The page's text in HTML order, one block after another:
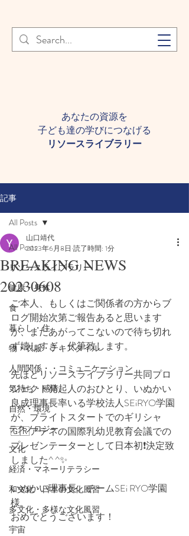
登録者様へ 個人情報の取り扱
いについて Learn More
あなたの資源を
子ども達の学びにつなげる​
​リソースライブラリー
記事
All Posts
リソースライブラリー
健康・身体
食
暮らし・住
物・衣服・テキスタイル
人間関係・・コミュニケーション
気持ち・感情
自然・環境
テクノロジー
文化
経済・マネーリテラシー
和文化・日本の文化風習
多文化・多様な文化風習
宇宙
All Posts
BREAKING NEWS
20230608
山口靖代
2023年6月8日 読了時間: 1分
ご本人、もしくはご関係者の方からブ
ログ開始次第ご報告あると思います
が、まだあがってこないので待ち切れ
ず嬉しすぎ、代筆致します。
先ほどリソースライブラリー共同プロ
ジェクト発起人のおひとり、いぬかい
良成理事長率いる学校法人SEiRYO学園
が、ブライトスタートでのギリシャ
🇬🇷アテネの国際乳幼児教育会議での
プレゼンテーターとして日本初❗️決定致
しました^ ^✨
いぬかい理事長、チームSEi RYO学園
様、
おめでとうございます！